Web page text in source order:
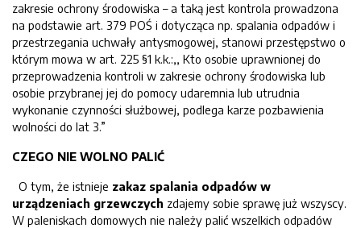
zakresie ochrony środowiska – a taką jest kontrola prowadzona
na podstawie art. 379 POŚ i dotycząca np. spalania odpadów i
przestrzegania uchwały antysmogowej, stanowi przestępstwo o
którym mowa w art. 225 §1 k.k.:,, Kto osobie uprawnionej do
przeprowadzenia kontroli w zakresie ochrony środowiska lub
osobie przybranej jej do pomocy udaremnia lub utrudnia
wykonanie czynności służbowej, podlega karze pozbawienia
wolności do lat 3.”
CZEGO NIE WOLNO PALIĆ
O tym, że istnieje zakaz spalania odpadów w
urządzeniach grzewczych zdajemy sobie sprawę już wszyscy.
W paleniskach domowych nie należy palić wszelkich odpadów